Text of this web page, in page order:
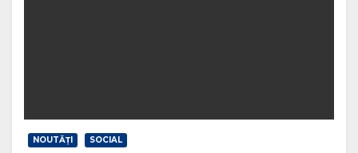
NOUTĂŢI SOCIAL